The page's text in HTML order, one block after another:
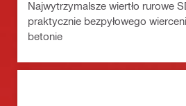
Najwytrzymalsze wiertło rurowe
praktycznie bezpyłowego
betonie